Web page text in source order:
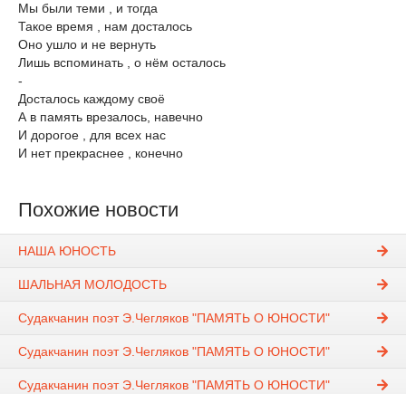
Мы были теми , и тогда
Такое время , нам досталось
Оно ушло и не вернуть
Лишь вспоминать , о нём осталось
-
Досталось каждому своё
А в память врезалось, навечно
И дорогое , для всех нас
И нет прекраснее , конечно
Похожие новости
НАША ЮНОСТЬ
ШАЛЬНАЯ МОЛОДОСТЬ
Судакчанин поэт Э.Чегляков "ПАМЯТЬ О ЮНОСТИ"
Судакчанин поэт Э.Чегляков "ПАМЯТЬ О ЮНОСТИ"
Судакчанин поэт Э.Чегляков "ПАМЯТЬ О ЮНОСТИ"